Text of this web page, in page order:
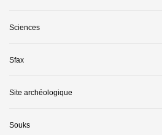
Sciences
Sfax
Site archéologique
Souks